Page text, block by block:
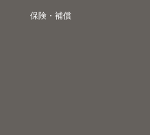
保険・補償